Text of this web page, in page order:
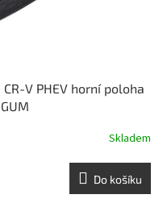
V PHEV horní poloha
Skladem
Do košíku